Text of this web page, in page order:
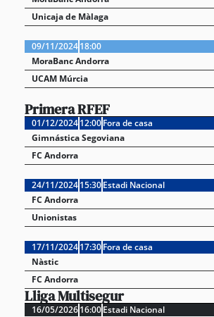
Unicaja de Màlaga
09/11/202418:00
MoraBanc Andorra
UCAM Múrcia
Primera RFEF
01/12/202412:00Fora de casa
Gimnástica Segoviana
FC Andorra
24/11/202415:30Estadi Nacional
FC Andorra
Unionistas
17/11/202417:30Fora de casa
Nàstic
FC Andorra
Lliga Multisegur
16/05/202616:00Estadi Nacional